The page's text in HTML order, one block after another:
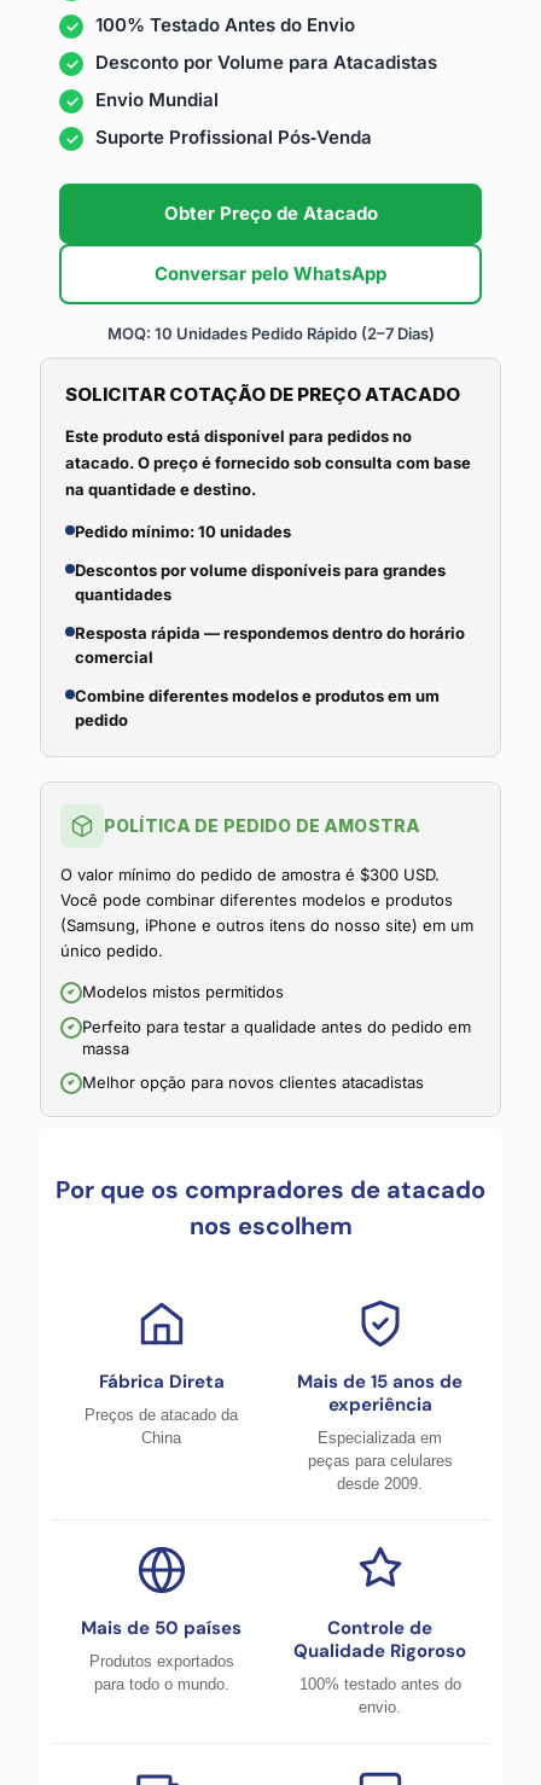
100% Testado Antes do Envio
Desconto por Volume para Atacadistas
Envio Mundial
Suporte Profissional Pós‑Venda
Obter Preço de Atacado
Conversar pelo WhatsApp
MOQ: 10 Unidades Pedido Rápido (2–7 Dias)
SOLICITAR COTAÇÃO DE PREÇO ATACADO
Este produto está disponível para pedidos no
atacado. O preço é fornecido sob consulta com base
na quantidade e destino.
Pedido mínimo: 10 unidades
Descontos por volume disponíveis para grandes
quantidades
Resposta rápida — respondemos dentro do horário
comercial
Combine diferentes modelos e produtos em um
pedido
POLÍTICA DE PEDIDO DE AMOSTRA
O valor mínimo do pedido de amostra é $300 USD.
Você pode combinar diferentes modelos e produtos
(Samsung, iPhone e outros itens do nosso site) em um
único pedido.
Modelos mistos permitidos
Perfeito para testar a qualidade antes do pedido em
massa
Melhor opção para novos clientes atacadistas
Por que os compradores de atacado
nos escolhem
Fábrica Direta
Preços de atacado da
China
Mais de 15 anos de
experiência
Especializada em
peças para celulares
desde 2009.
Mais de 50 países
Produtos exportados
para todo o mundo.
Controle de
Qualidade Rigoroso
100% testado antes do
envio.